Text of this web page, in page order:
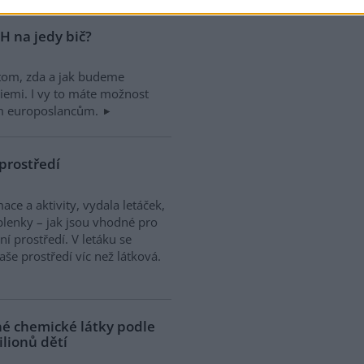
na jedy bič?
zda a jak budeme
I vy to máte možnost
europoslancům.
a aktivity, vydala letáček,
– jak jsou vhodné pro
prostředí. V letáku se
prostředí víc než látková.
chemické látky podle
dětí